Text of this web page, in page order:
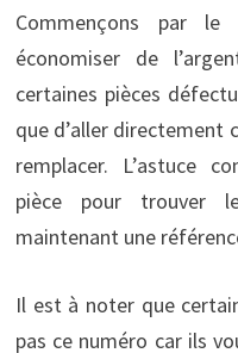
Commençons par le
économiser de
certaines pièces
que d’aller directement
remplacer. L’astuce
pièce pour trouver
maintenant une
Il est à noter que
pas ce numéro car ils